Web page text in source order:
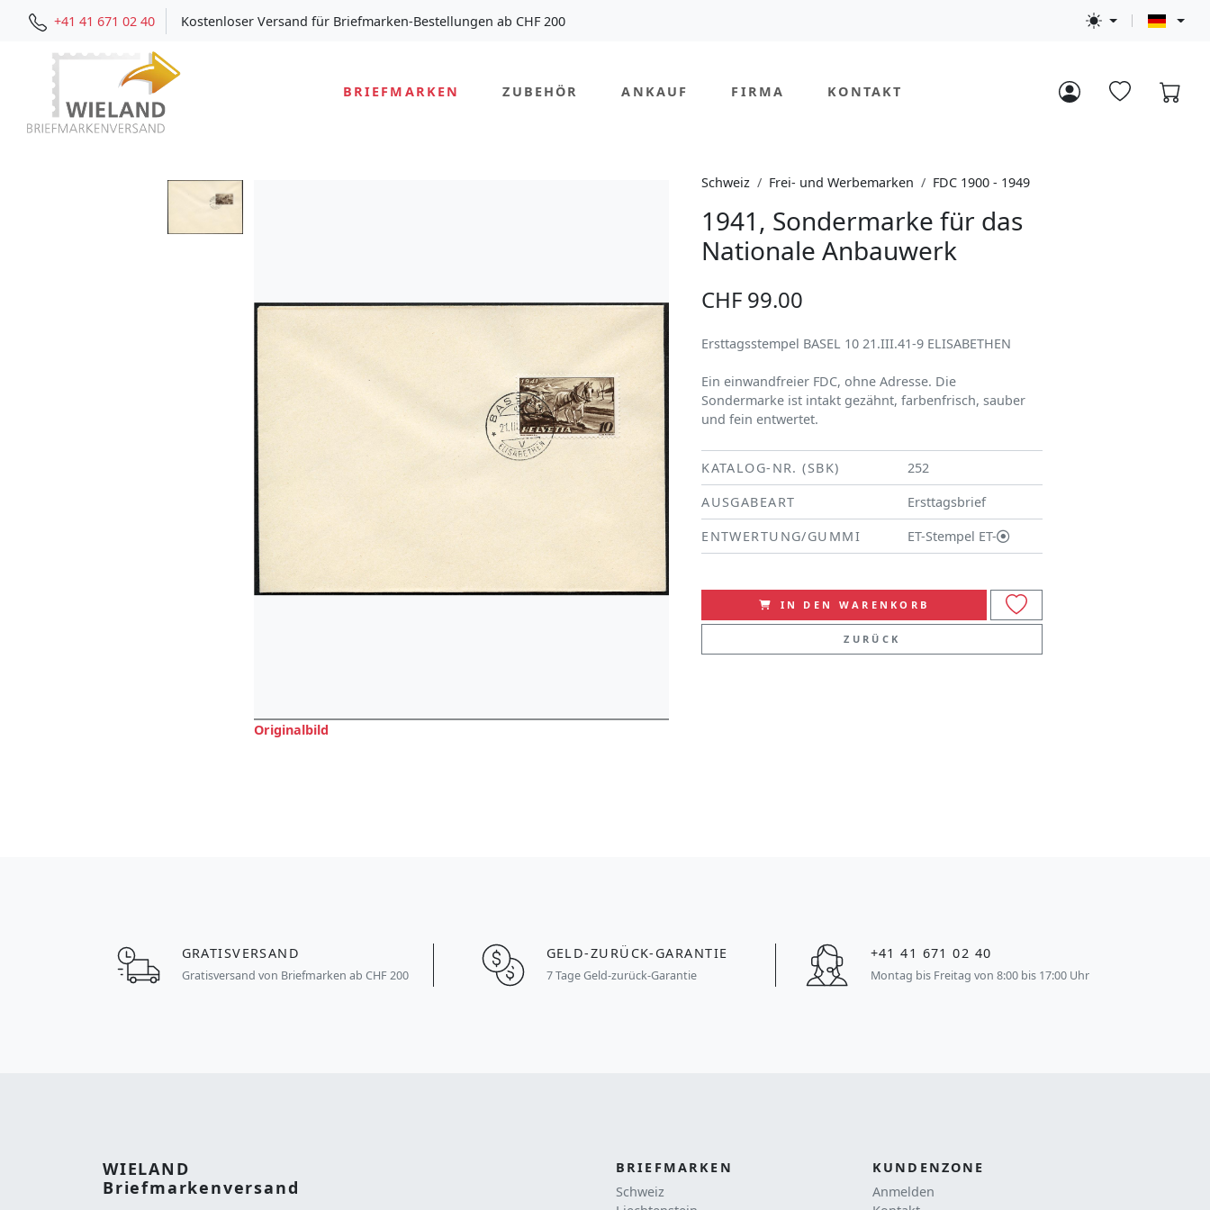
+41 41 671 02 40 Kostenloser Versand für Briefmarken-Bestellungen ab CHF 200
BRIEFMARKEN ZUBEHÖR ANKAUF FIRMA KONTAKT
Originalbild
Schweiz Frei- und Werbemarken FDC 1900 - 1949
1941, Sondermarke für das
Nationale Anbauwerk
CHF 99.00
Ersttagsstempel BASEL 10 21.III.41-9 ELISABETHEN
Ein einwandfreier FDC, ohne Adresse. Die
Sondermarke ist intakt gezähnt, farbenfrisch, sauber
und fein entwertet.
KATALOG-NR. (SBK)
252
AUSGABEART
Ersttagsbrief
ENTWERTUNG/GUMMI
ET-Stempel ET-
IN DEN WARENKORB
ZURÜCK
GRATISVERSAND
Gratisversand von Briefmarken ab CHF 200
GELD-ZURÜCK-GARANTIE
7 Tage Geld-zurück-Garantie
+41 41 671 02 40
Montag bis Freitag von 8:00 bis 17:00 Uhr
WIELAND
Briefmarkenversand
BRIEFMARKEN
Schweiz
KUNDENZONE
Anmelden